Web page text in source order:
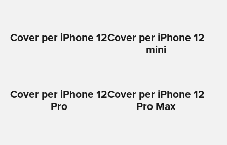
Cover per iPhone 12Cover per iPhone 12
mini
Cover per iPhone 12
Pro
Cover per iPhone 12
Pro Max